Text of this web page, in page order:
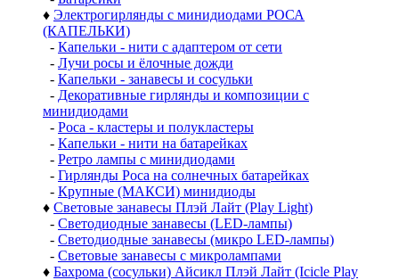
♦ Электрогирлянды с минидиодами РОСА
(КАПЕЛЬКИ)
- Капельки - нити с адаптером от сети
- Лучи росы и ёлочные дожди
- Капельки - занавесы и сосульки
- Декоративные гирлянды и композиции с
минидиодами
- Роса - кластеры и полукластеры
- Капельки - нити на батарейках
- Ретро лампы с минидиодами
- Гирлянды Роса на солнечных батарейках
- Крупные (МАКСИ) минидиоды
♦ Световые занавесы Плэй Лайт (Play Light)
- Светодиодные занавесы (LED-лампы)
- Светодиодные занавесы (микро LED-лампы)
- Световые занавесы с микролампами
♦ Бахрома (сосульки) Айсикл Плэй Лайт (Icicle Play